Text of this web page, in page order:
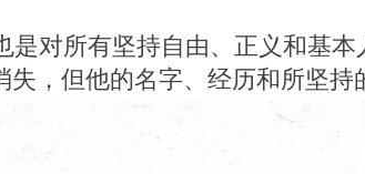
对所有坚持自由、正义和基
，但他的名字、经历和所坚持